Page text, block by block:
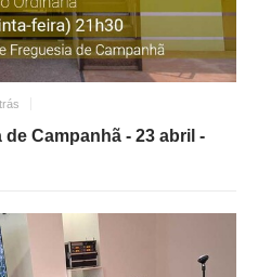
Campanhã - 23 abril -